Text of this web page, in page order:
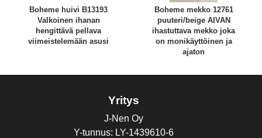
Boheme huivi B13193
Valkoinen ihanan
hengittävä pellava
viimeistelemään asusi
Boheme mekko 12761
puuteri/beige AIVAN
ihastuttava mekko joka
on monikäyttöinen ja
ajaton
Yritys
J-Nen Oy
Y-tunnus: LY-1439610-6